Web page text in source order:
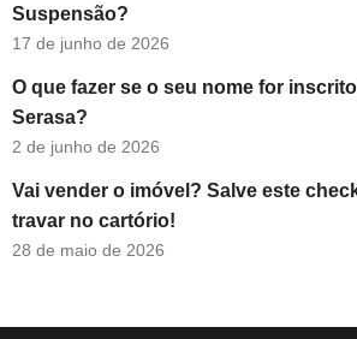
Suspensão?
17 de junho de 2026
O que fazer se o seu nome for
Serasa?
2 de junho de 2026
Vai vender o imóvel? Salve este
travar no cartório!
28 de maio de 2026